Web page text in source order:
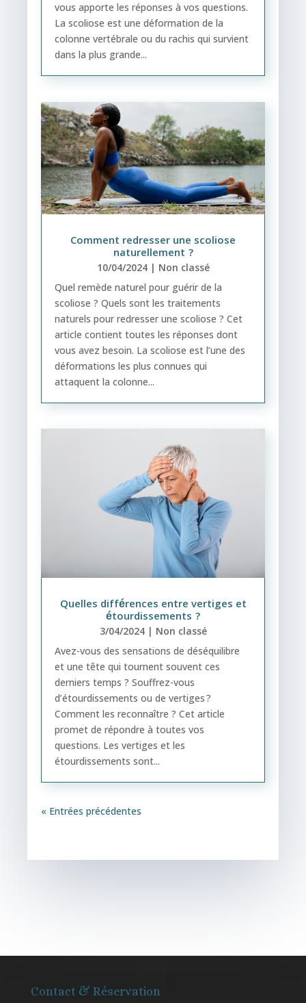
vous apporte les réponses à vos questions.
La scoliose est une déformation de la
colonne vertébrale ou du rachis qui survient
dans la plus grande...
Comment redresser une scoliose
naturellement ?
10/04/2024| Non classé
Quel remède naturel pour guérir de la
scoliose ? Quels sont les traitements
naturels pour redresser une scoliose ? Cet
article contient toutes les réponses dont
vous avez besoin. La scoliose est l’une des
déformations les plus connues qui
attaquent la colonne...
Quelles différences entre vertiges et
étourdissements ?
3/04/2024| Non classé
Avez-vous des sensations de déséquilibre
et une tête qui tournent souvent ces
derniers temps ? Souffrez-vous
d’étourdissements ou de vertiges ?
Comment les reconnaître ? Cet article
promet de répondre à toutes vos
questions. Les vertiges et les
étourdissements sont...
« Entrées précédentes
Contact & Réservation